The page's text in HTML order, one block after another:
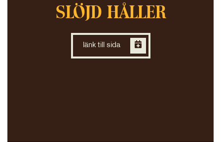
SLÖJD HÅLLER
länk till sida